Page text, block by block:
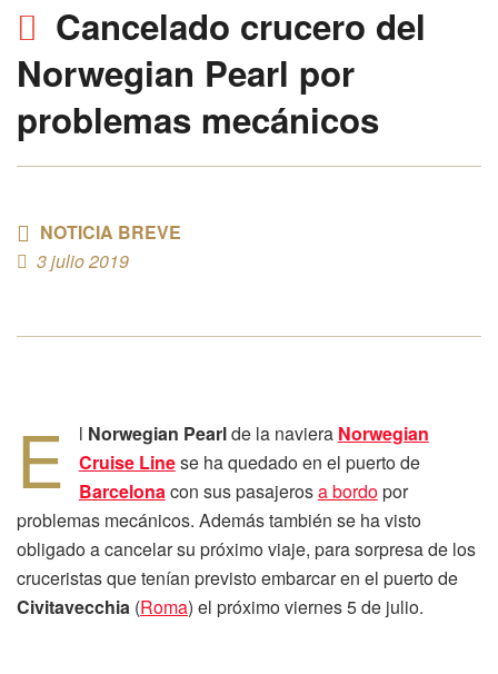
Cancelado crucero del
Norwegian Pearl por
problemas mecánicos
NOTICIA BREVE
3 julio 2019
E l Norwegian Pearlde la naviera Norwegian
Cruise Linese ha quedado en el puerto de
Barcelonacon sus pasajerosa bordopor
problemas mecánicos. Además también se ha visto
obligado a cancelar su próximo viaje, para sorpresa de los
cruceristas que tenían previsto embarcar en el puerto de
Civitavecchia (Roma) el próximo viernes 5 de julio.